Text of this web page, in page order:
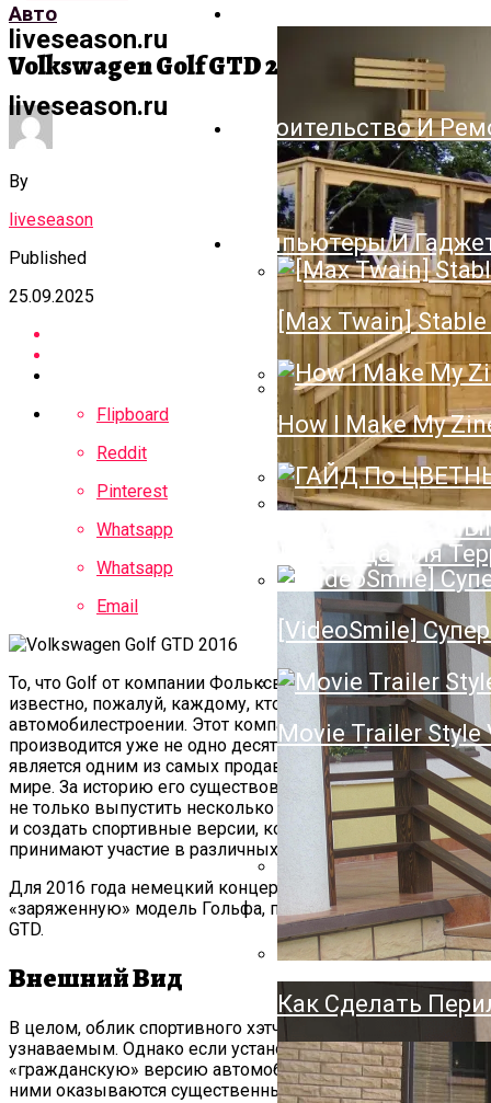
liveseason.ru
liveseason.ru
Нюансы Выбора
Держатель Для
Напольный,
Строительство И
Лестница Для
Как Сделать
Компьютеры И
[Max Twain]
How I Make My
ГАЙД По
[VideoSmile]
Movie Trailer Style
Авто
Volkswagen Golf GTD 2016
By
liveseason
Published
25.09.2025
Flipboard
Reddit
Pinterest
Whatsapp
Whatsapp
Email
То, что Golf от компании Фольксваген популярен
известно, пожалуй, каждому, кто хоть немного знает об
автомобилестроении. Этот компактный хэтчбек
производится уже не одно десятилетие, он всегда
является одним из самых продаваемых автомобилей в
мире. За историю его существования Фольксваген успел
не только выпустить несколько поколений хэтчбека, но
и создать спортивные версии, которые с успехом
принимают участие в различных мировых первенствах.
Для 2016 года немецкий концерн решил поставить
«заряженную» модель Гольфа, получившую приставку
GTD.
Внешний Вид
В целом, облик спортивного хэтчбека остался легко
узнаваемым. Однако если установить рядом с ним
«гражданскую» версию автомобиля, то различия между
ними оказываются существенными.